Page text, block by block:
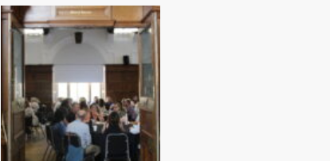
améliorer les résultats des
jeunes sortant de foyers
d'accueil